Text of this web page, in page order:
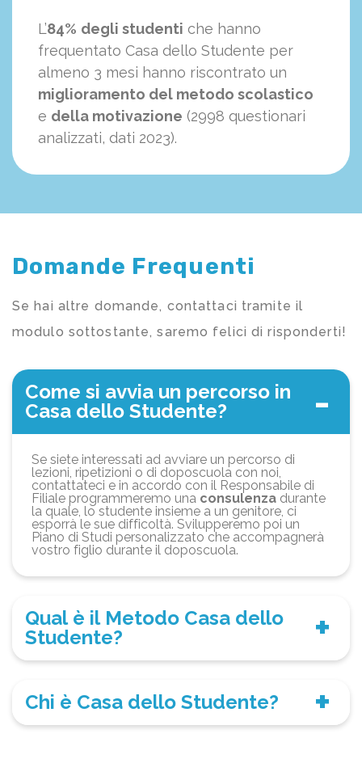
L’84% degli studenti che hanno
frequentato Casa dello Studente per
almeno 3 mesi hanno riscontrato un
miglioramento del metodo scolastico
e della motivazione (2998 questionari
analizzati, dati 2023).
Domande Frequenti
Se hai altre domande, contattaci tramite il
modulo sottostante, saremo felici di risponderti!
Come si avvia un percorso in
Casa dello Studente?
Se siete interessati ad avviare un percorso di
lezioni, ripetizioni o di doposcuola con noi,
contattateci e in accordo con il Responsabile di
Filiale programmeremo una consulenza durante
la quale, lo studente insieme a un genitore, ci
esporrà le sue difficoltà. Svilupperemo poi un
Piano di Studi personalizzato che accompagnerà
vostro figlio durante il doposcuola.
Qual è il Metodo Casa dello
Studente?
Chi è Casa dello Studente?